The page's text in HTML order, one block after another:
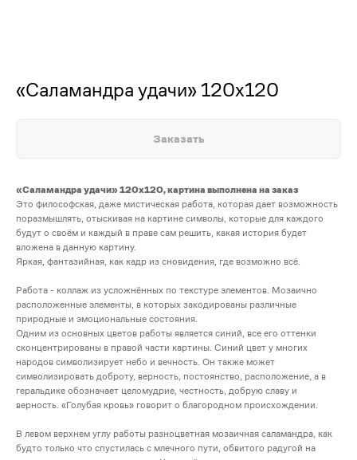
«Саламандра удачи» 120х120
Заказать
«Саламандра удачи» 120х120, картина выполнена на заказ
Это философская, даже мистическая работа, которая дает возможность
поразмышлять, отыскивая на картине символы, которые для каждого
будут о своём и каждый в праве сам решить, какая история будет
вложена в данную картину.
Яркая, фантазийная, как кадр из сновидения, где возможно всё.
Работа - коллаж из усложнённых по текстуре элементов. Мозаично
расположенные элементы, в которых закодированы различные
природные и эмоциональные состояния.
Одним из основных цветов работы является синий, все его оттенки
сконцентрированы в правой части картины. Синий цвет у многих
народов символизирует небо и вечность. Он также может
символизировать доброту, верность, постоянство, расположение, а в
геральдике обозначает целомудрие, честность, добрую славу и
верность. «Голубая кровь» говорит о благородном происхождении.
В левом верхнем углу работы разноцветная мозаичная саламандра, как
будто только что спустилась с млечного пути, обвитого радугой на